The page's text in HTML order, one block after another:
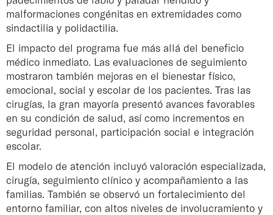
malformaciones congénitas en extremidades como
sindactilia y polidactilia.
El impacto del programa fue más allá del beneficio
médico inmediato. Las evaluaciones de seguimiento
mostraron también mejoras en el bienestar físico,
emocional, social y escolar de los pacientes. Tras las
cirugías, la gran mayoría presentó avances favorables
en su condición de salud, así como incrementos en
seguridad personal, participación social e integración
escolar.
El modelo de atención incluyó valoración especializada,
cirugía, seguimiento clínico y acompañamiento a las
familias. También se observó un fortalecimiento del
entorno familiar, con altos niveles de involucramiento y